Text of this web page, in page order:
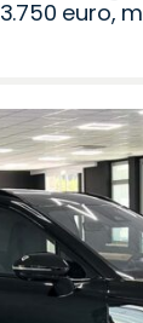
euro,